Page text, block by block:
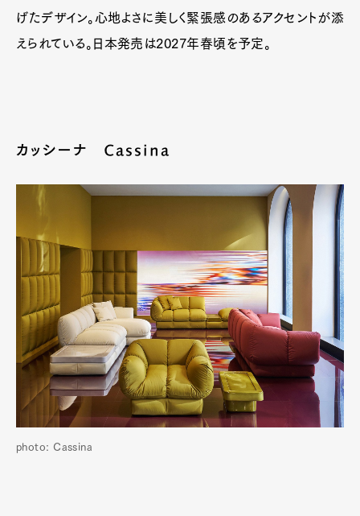
げたデザイン。心地よさに美しく緊張感のあるアクセントが添
えられている。日本発売は2027年春頃を予定。
カッシーナ Cassina
photo: Cassina